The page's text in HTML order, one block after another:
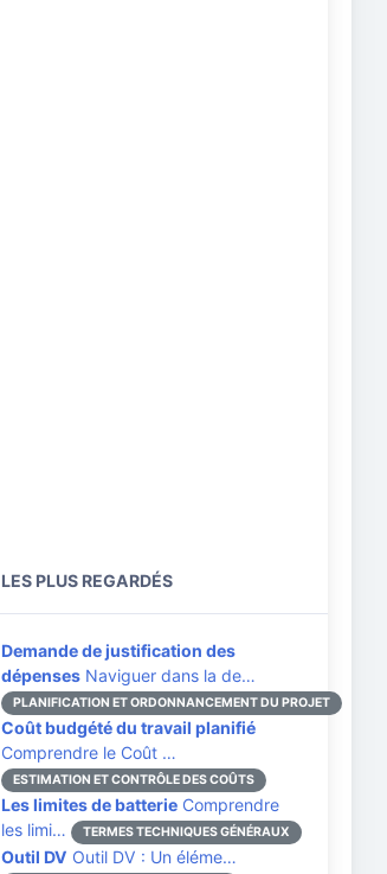
LES PLUS REGARDÉS
Demande de justification des
dépenses Naviguer dans la de…
PLANIFICATION ET ORDONNANCEMENT DU PROJET
Coût budgété du travail planifié
Comprendre le Coût …
ESTIMATION ET CONTRÔLE DES COÛTS
Les limites de batterie Comprendre
les limi…
TERMES TECHNIQUES GÉNÉRAUX
Outil DV Outil DV : Un éléme…